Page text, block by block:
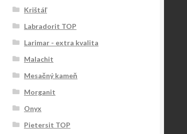
Krištáľ
Labradorit TOP
Larimar - extra kvalita
Malachit
Mesačný kameň
Morganit
Onyx
Pietersit TOP